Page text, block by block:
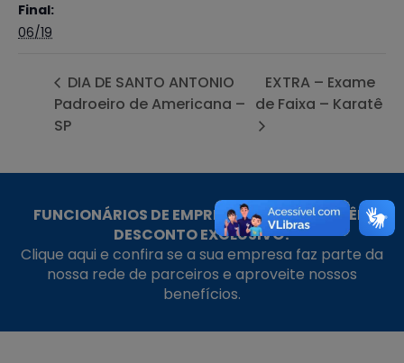
Final:
06/19
DIA DE SANTO ANTONIO
Padroeiro de Americana –
SP
EXTRA – Exame
de Faixa – Karatê
FUNCIONÁRIOS DE EMPRESAS PARCEIRAS TÊM
DESCONTO EXCLUSIVO!
Clique aqui e confira se a sua empresa faz parte da
nossa rede de parceiros e aproveite nossos
benefícios.